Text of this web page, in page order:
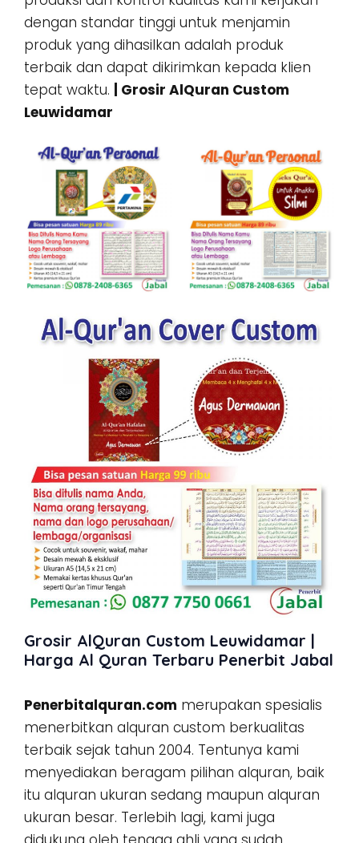
dengan standar tinggi untuk menjamin
produk yang dihasilkan adalah produk
terbaik dan dapat dikirimkan kepada klien
tepat waktu.
| Grosir AlQuran Custom
Leuwidamar
Grosir AlQuran Custom Leuwidamar |
Harga Al Quran Terbaru Penerbit Jabal
Penerbitalquran.com merupakan spesialis
menerbitkan alquran custom berkualitas
terbaik sejak tahun 2004. Tentunya kami
menyediakan beragam pilihan alquran, baik
itu alquran ukuran sedang maupun alquran
ukuran besar. Terlebih lagi, kami juga